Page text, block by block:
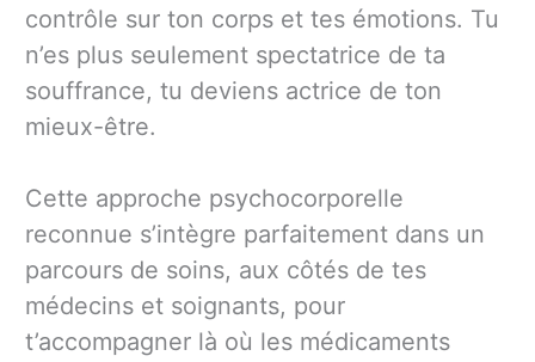
contrôle sur ton corps et tes émotions. Tu
n’es plus seulement spectatrice de ta
souffrance, tu deviens actrice de ton
mieux-être.
Cette approche psychocorporelle
reconnue s’intègre parfaitement dans un
parcours de soins, aux côtés de tes
médecins et soignants, pour
t’accompagner là où les médicaments